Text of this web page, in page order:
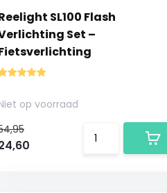
SL100 Flash
Set –
op voorraad